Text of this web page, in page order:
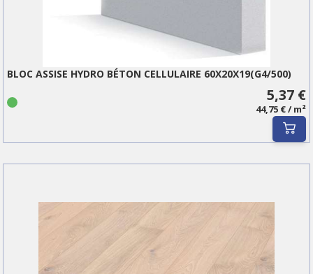
BLOC ASSISE HYDRO BÉTON CELLULAIRE 60X20X19(G4/500)
5,37 €
44,75 € / m²